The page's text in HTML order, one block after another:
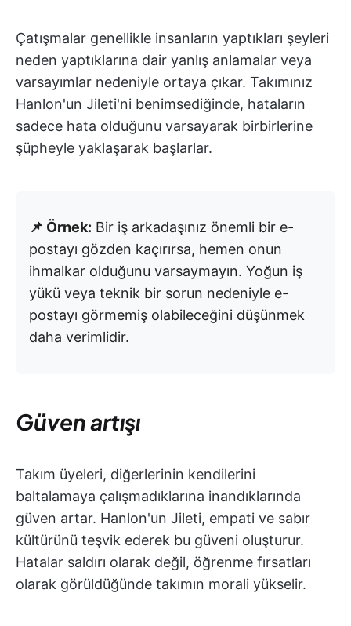
Çatışmalar genellikle insanların yaptıkları şeyleri
neden yaptıklarına dair yanlış anlamalar veya
varsayımlar nedeniyle ortaya çıkar. Takımınız
Hanlon'un Jileti'ni benimsediğinde, hataların
sadece hata olduğunu varsayarak birbirlerine
şüpheyle yaklaşarak başlarlar.
📌 Örnek: Bir iş arkadaşınız önemli bir e-
postayı gözden kaçırırsa, hemen onun
ihmalkar olduğunu varsaymayın. Yoğun iş
yükü veya teknik bir sorun nedeniyle e-
postayı görmemiş olabileceğini düşünmek
daha verimlidir.
Güven artışı
Takım üyeleri, diğerlerinin kendilerini
baltalamaya çalışmadıklarına inandıklarında
güven artar. Hanlon'un Jileti, empati ve sabır
kültürünü teşvik ederek bu güveni oluşturur.
Hatalar saldırı olarak değil, öğrenme fırsatları
olarak görüldüğünde takımın morali yükselir.